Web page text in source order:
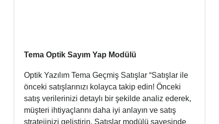
Tema Optik Sayım Yap Modülü
Optik Yazılım Tema Geçmiş Satışlar “Satışlar ile
önceki satışlarınızı kolayca takip edin! Önceki
satış verilerinizi detaylı bir şekilde analiz ederek,
müşteri ihtiyaçlarını daha iyi anlayın ve satış
stratejinizi geliştirin. Satışlar modülü sayesinde